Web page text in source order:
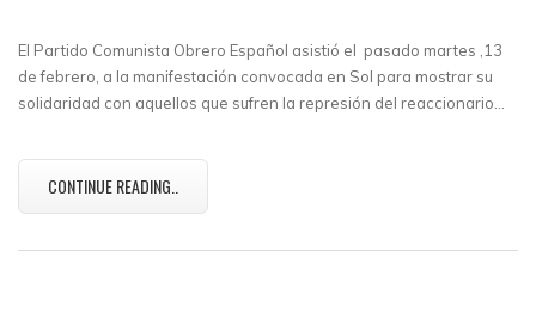
El Partido Comunista Obrero Español asistió el pasado martes ,13
de febrero, a la manifestación convocada en Sol para mostrar su
solidaridad con aquellos que sufren la represión del reaccionario…
CONTINUE READING..